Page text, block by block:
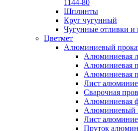
1144-80
Шплинты
Круг чугунный
Чугунные отливки и
Цветмет
Алюминиевый
Алюминиевая
Алюминиевая
Алюминиевая
Лист
Сварочная
Алюминиевая
Алюминиевый
Лист
Пруток